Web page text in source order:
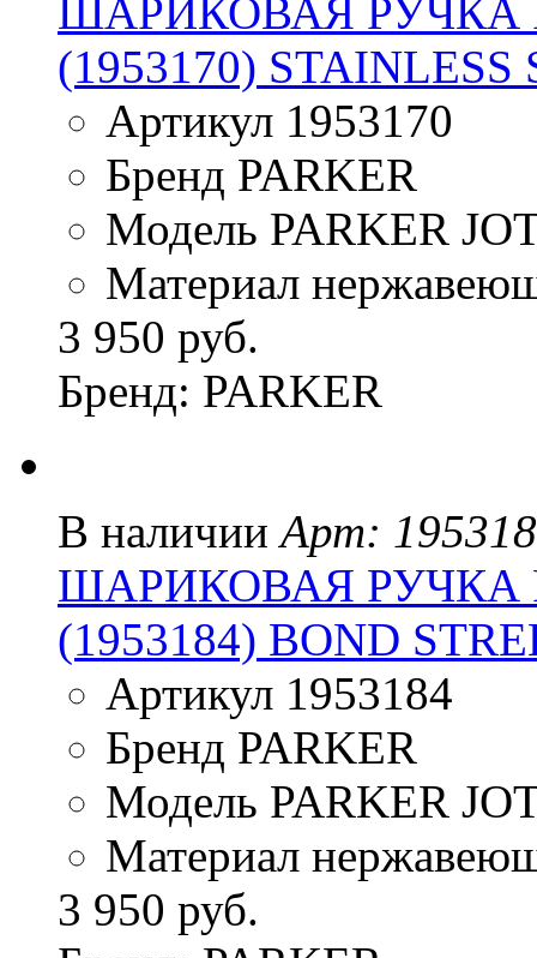
ШАРИКОВАЯ РУЧКА
(1953170) STAINLESS
Артикул 1953170
Бренд PARKER
Модель PARKER
Материал
3 950 руб.
Бренд: PARKER
В наличии Арт:
ШАРИКОВАЯ РУЧКА
(1953184) BOND
Артикул 1953184
Бренд PARKER
Модель PARKER
Материал
3 950 руб.